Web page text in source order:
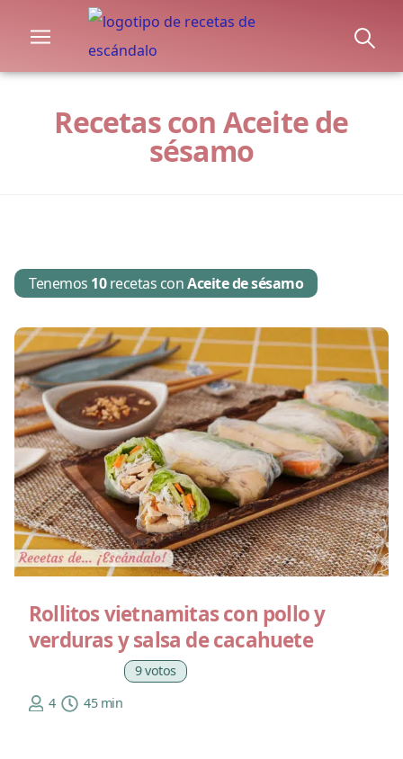
Recetas con Aceite de
sésamo
Tenemos 10recetas conAceite de sésamo
Rollitos vietnamitas con pollo y
verduras y salsa de cacahuete
9 votos
4
45 min